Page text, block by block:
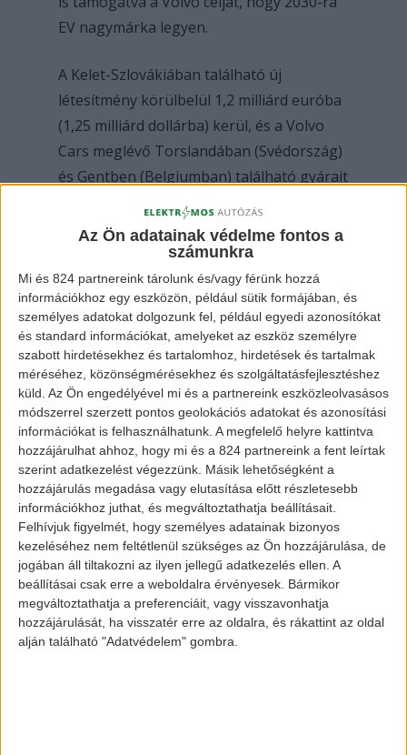
Az Ön adatainak védelme fontos a
számunkra
Mi és 824 partnereink tárolunk és/vagy férünk hozzá
információkhoz egy eszközön, például sütik formájában, és
személyes adatokat dolgozunk fel, például egyedi azonosítókat
és standard információkat, amelyeket az eszköz személyre
szabott hirdetésekhez és tartalomhoz, hirdetések és tartalmak
méréséhez, közönségmérésekhez és szolgáltatásfejlesztéshez
küld. Az Ön engedélyével mi és a partnereink eszközleolvasásos
módszerrel szerzett pontos geolokációs adatokat és azonosítási
információkat is felhasználhatunk. A megfelelő helyre kattintva
hozzájárulhat ahhoz, hogy mi és a 824 partnereink a fent leírtak
szerint adatkezelést végezzünk. Másik lehetőségként a
hozzájárulás megadása vagy elutasítása előtt részletesebb
információkhoz juthat, és megváltoztathatja beállításait.
Felhívjuk figyelmét, hogy személyes adatainak bizonyos
kezeléséhez nem feltétlenül szükséges az Ön hozzájárulása, de
jogában áll tiltakozni az ilyen jellegű adatkezelés ellen. A
beállításai csak erre a weboldalra érvényesek. Bármikor
megváltoztathatja a preferenciáit, vagy visszavonhatja
hozzájárulását, ha visszatér erre az oldalra, és rákattint az oldal
alján található "Adatvédelem" gombra.
EV nagymárka legyen.
A Kelet-Szlovákiában található új
létesítmény körülbelül 1,2 milliárd euróba
(1,25 milliárd dollárba) kerül, és a Volvo
Cars meglévő Torslandában (Svédország)
és Gentben (Belgiumban) található gyárait
bővíti majd. A tervek szerint az üzem
építése 2023-ban kezdődik, a gyártást
pedig 2026-ban indítják meg.
Volvo XC40
Az új üzemet évi 250.000 autó gyártására
tervezték, és várhatóan több ezer új
munkahelyet teremt majd a régióban. A
Volvo szerint a helyszín az üzem további
bővítését is lehetővé teszi a jövőben.